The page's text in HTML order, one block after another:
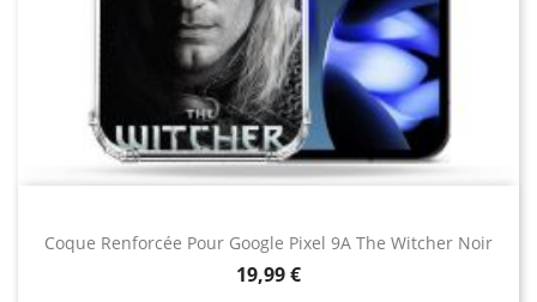
Coque Renforcée Pour Google Pixel 9A The Witcher Noir
Prix
19,99 €